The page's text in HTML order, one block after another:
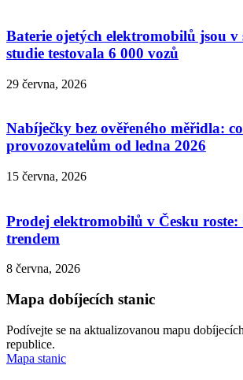
Baterie ojetých elektromobilů jsou v
studie testovala 6 000 vozů
29 června, 2026
Nabíječky bez ověřeného měřidla:
provozovatelům od ledna 2026
15 června, 2026
Prodej elektromobilů v Česku roste:
trendem
8 června, 2026
Mapa dobíjecích stanic
Podívejte se na aktualizovanou mapu
republice.
Mapa stanic